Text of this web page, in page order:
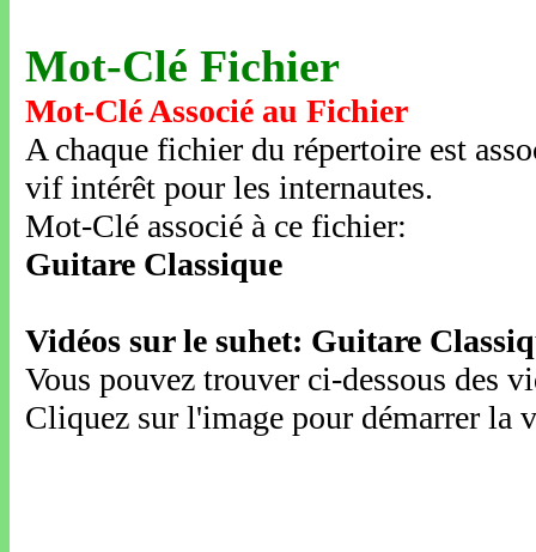
Mot-Clé Fichier
Mot-Clé Associé au Fichier
A chaque fichier du répertoire est
vif intérêt pour les internautes.
Mot-Clé associé à ce fichier:
Guitare Classique
Vidéos sur le suhet: Guitare
Vous pouvez trouver ci-dessous des
Cliquez sur l'image pour démarrer la